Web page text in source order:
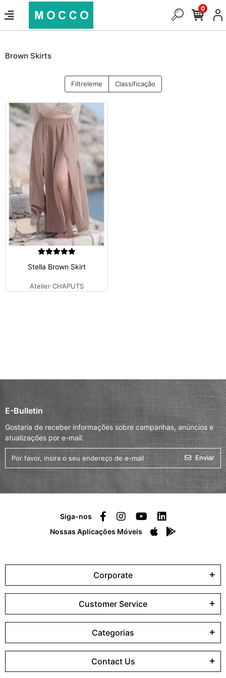
0
Brown Skirts
Filtreleme Classificação
Stella Brown Skirt
Atelier CHAPUTS
E-Bulletin
Gostaria de receber informações sobre campanhas, anúncios e
atualizações por e-mail.
Enviar
Siga-nos
Nossas Aplicações Móveis
Corporate
Customer Service
Categorias
Contact Us